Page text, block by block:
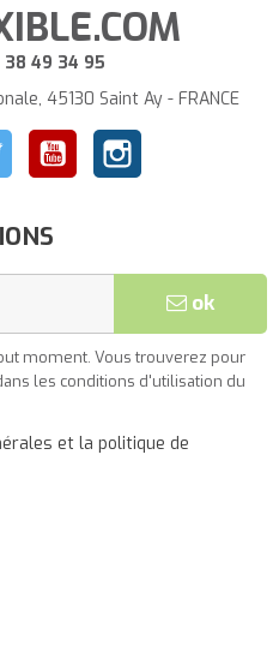
38 49 34 95
45130 Saint Ay - FRANCE
Twitter YouTubeInstagram
ok
moment. Vous trouverez pour
les conditions d'utilisation du
et la politique de